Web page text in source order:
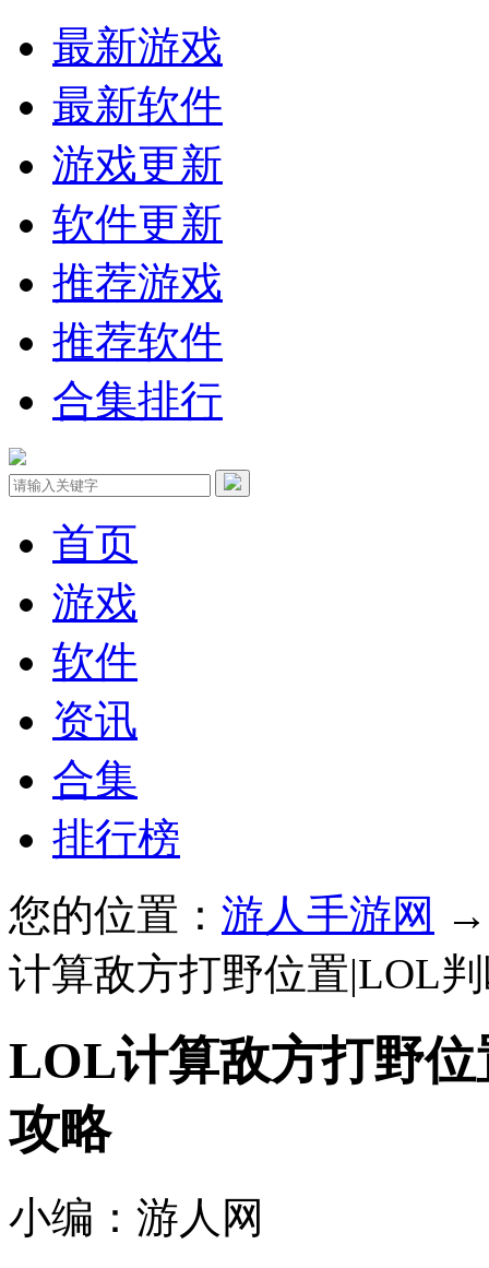
最新游戏
最新软件
游戏更新
软件更新
推荐游戏
推荐软件
合集排行
首页
游戏
软件
资讯
合集
排行榜
您的位置： 游人手游网
计算敌方打野位置|LOL
LOL计算敌方打野
攻略
小编：游人网